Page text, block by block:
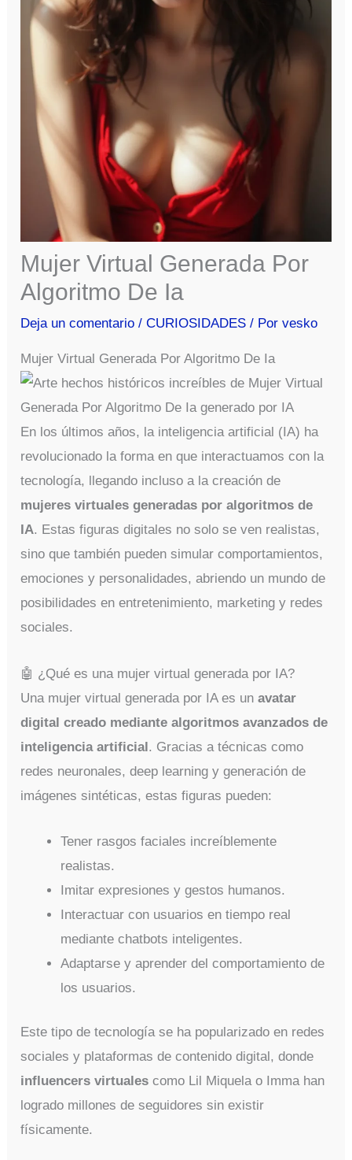
Mujer Virtual Generada Por
Algoritmo De Ia
Deja un comentario /CURIOSIDADES / Porvesko
Mujer Virtual Generada Por Algoritmo De Ia
En los últimos años, la inteligencia artificial (IA) ha
revolucionado la forma en que interactuamos con la
tecnología, llegando incluso a la creación de
mujeres virtuales generadas por algoritmos de
IA. Estas figuras digitales no solo se ven realistas,
sino que también pueden simular comportamientos,
emociones y personalidades, abriendo un mundo de
posibilidades en entretenimiento, marketing y redes
sociales.
🤖 ¿Qué es una mujer virtual generada por IA?
Una mujer virtual generada por IA es unavatar
digital creado mediante algoritmos avanzados de
inteligencia artificial. Gracias a técnicas como
redes neuronales, deep learning y generación de
imágenes sintéticas, estas figuras pueden:
Tener rasgos faciales increíblemente
realistas.
Imitar expresiones y gestos humanos.
Interactuar con usuarios en tiempo real
mediante chatbots inteligentes.
Adaptarse y aprender del comportamiento de
los usuarios.
Este tipo de tecnología se ha popularizado en redes
sociales y plataformas de contenido digital, donde
influencers virtuales como Lil Miquela o Imma han
logrado millones de seguidores sin existir
físicamente.